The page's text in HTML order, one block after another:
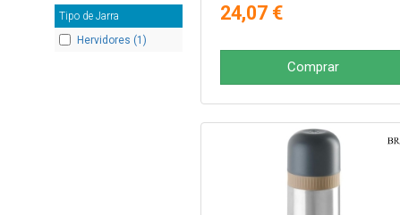
Tipo de Jarra
Hervidores (1)
24,07 €
Comprar